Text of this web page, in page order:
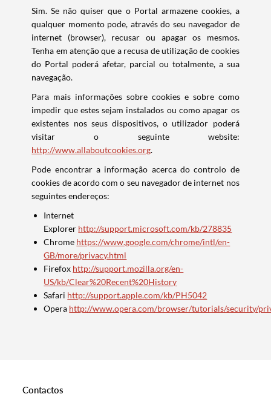
Sim. Se não quiser que o Portal armazene cookies, a
qualquer momento pode, através do seu navegador de
internet (browser), recusar ou apagar os mesmos.
Tenha em atenção que a recusa de utilização de cookies
do Portal poderá afetar, parcial ou totalmente, a sua
navegação.
Para mais informações sobre cookies e sobre como
impedir que estes sejam instalados ou como apagar os
existentes nos seus dispositivos, o utilizador poderá
visitar o seguinte website:
http://www.allaboutcookies.org.
Pode encontrar a informação acerca do controlo de
cookies de acordo com o seu navegador de internet nos
seguintes endereços:
Internet
Explorer http://support.microsoft.com/kb/278835
Chrome https://www.google.com/chrome/intl/en-
GB/more/privacy.html
Firefox http://support.mozilla.org/en-
US/kb/Clear%20Recent%20History
Safari http://support.apple.com/kb/PH5042
Opera http://www.opera.com/browser/tutorials/security/
Contactos